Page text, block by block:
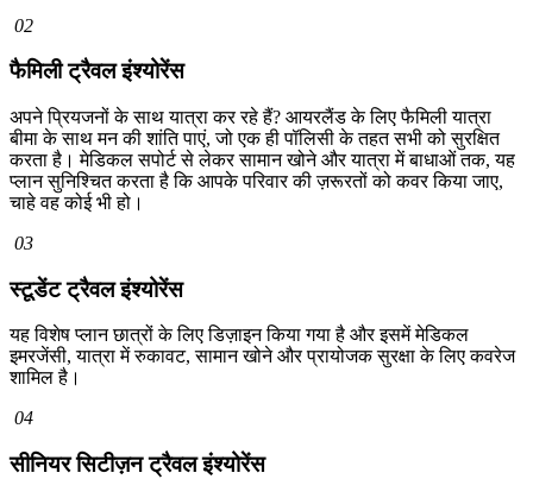
02
फैमिली ट्रैवल इंश्योरेंस
अपने प्रियजनों के साथ यात्रा कर रहे हैं? आयरलैंड के लिए फैमिली यात्रा
बीमा के साथ मन की शांति पाएं, जो एक ही पॉलिसी के तहत सभी को सुरक्षित
करता है। मेडिकल सपोर्ट से लेकर सामान खोने और यात्रा में बाधाओं तक, यह
प्लान सुनिश्चित करता है कि आपके परिवार की ज़रूरतों को कवर किया जाए,
चाहे वह कोई भी हो।
03
स्टूडेंट ट्रैवल इंश्योरेंस
यह विशेष प्लान छात्रों के लिए डिज़ाइन किया गया है और इसमें मेडिकल
इमरजेंसी, यात्रा में रुकावट, सामान खोने और प्रायोजक सुरक्षा के लिए कवरेज
शामिल है।
04
सीनियर सिटीज़न ट्रैवल इंश्योरेंस